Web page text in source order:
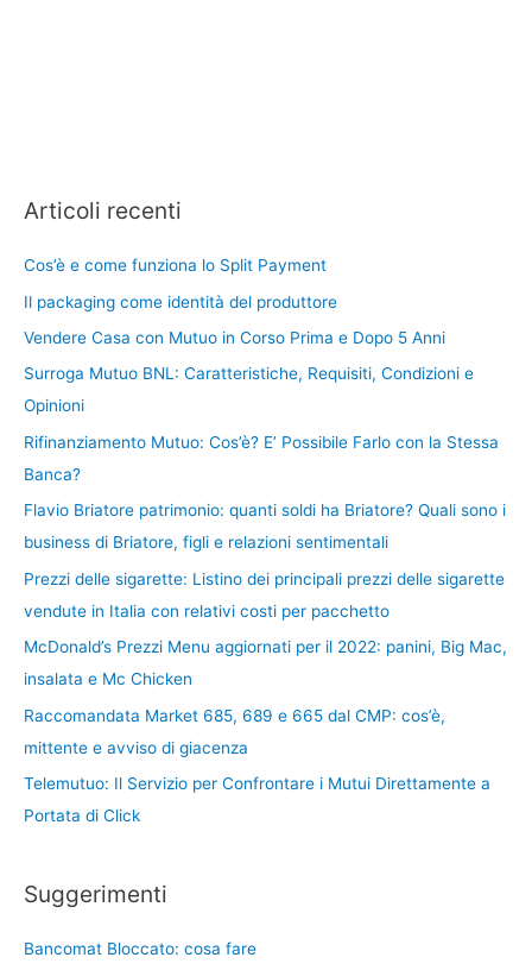
Articoli recenti
Cos’è e come funziona lo Split Payment
Il packaging come identità del produttore
Vendere Casa con Mutuo in Corso Prima e Dopo 5 Anni
Surroga Mutuo BNL: Caratteristiche, Requisiti, Condizioni e
Opinioni
Rifinanziamento Mutuo: Cos’è? E’ Possibile Farlo con la Stessa
Banca?
Flavio Briatore patrimonio: quanti soldi ha Briatore? Quali sono i
business di Briatore, figli e relazioni sentimentali
Prezzi delle sigarette: Listino dei principali prezzi delle sigarette
vendute in Italia con relativi costi per pacchetto
McDonald’s Prezzi Menu aggiornati per il 2022: panini, Big Mac,
insalata e Mc Chicken
Raccomandata Market 685, 689 e 665 dal CMP: cos’è,
mittente e avviso di giacenza
Telemutuo: Il Servizio per Confrontare i Mutui Direttamente a
Portata di Click
Suggerimenti
Bancomat Bloccato: cosa fare